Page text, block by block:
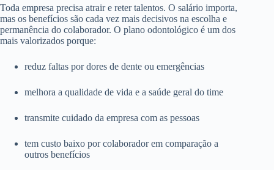
Toda empresa precisa atrair e reter talentos. O salário importa,
mas os benefícios são cada vez mais decisivos na escolha e
permanência do colaborador. O plano odontológico é um dos
mais valorizados porque:
reduz faltas por dores de dente ou emergências
melhora a qualidade de vida e a saúde geral do time
transmite cuidado da empresa com as pessoas
tem custo baixo por colaborador em comparação a
outros benefícios